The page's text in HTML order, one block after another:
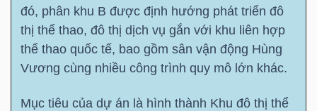
đó, phân khu B được định hướng phát triển đô
thị thể thao, đô thị dịch vụ gắn với khu liên hợp
thể thao quốc tế, bao gồm sân vận động Hùng
Vương cùng nhiều công trình quy mô lớn khác.
Mục tiêu của dự án là hình thành Khu đô thị thể
NĂNG
LƯỢNG